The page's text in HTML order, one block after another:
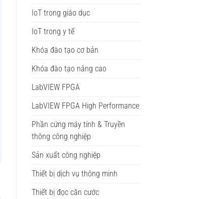
IoT trong giáo dục
IoT trong y tế
Khóa đào tạo cơ bản
Khóa đào tạo nâng cao
LabVIEW FPGA
LabVIEW FPGA High Performance
Phần cứng máy tính & Truyền
thông công nghiệp
Sản xuất công nghiệp
Thiết bị dịch vụ thông minh
Thiết bị đọc căn cước